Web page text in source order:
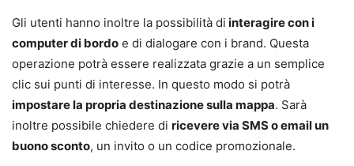
Gli utenti hanno inoltre la possibilità di interagire con i
computer di bordo e di dialogare con i brand. Questa
operazione potrà essere realizzata grazie a un semplice
clic sui punti di interesse. In questo modo si potrà
impostare la propria destinazione sulla mappa. Sarà
inoltre possibile chiedere di ricevere via SMS o email un
buono sconto, un invito o un codice promozionale.